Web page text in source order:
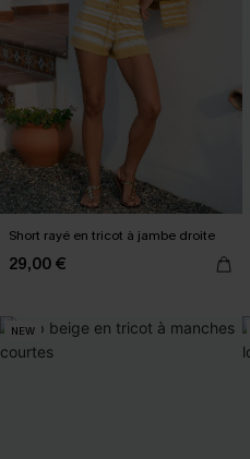
Short rayé en tricot à jambe droite
29,00 €
NEW